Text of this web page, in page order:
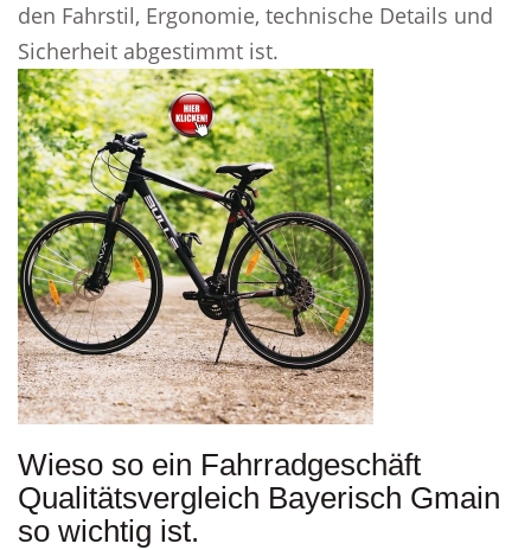
den Fahrstil, Ergonomie, technische Details und
Sicherheit abgestimmt ist.
Wieso so ein Fahrradgeschäft
Qualitätsvergleich Bayerisch Gmain
so wichtig ist.